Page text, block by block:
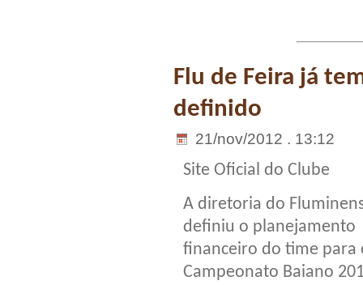
Flu de Feira já
definido
21/nov/2012 . 13:12
Site Oficial do Clube
A diretoria do
definiu o planejamento
financeiro do time para
Campeonato Baiano